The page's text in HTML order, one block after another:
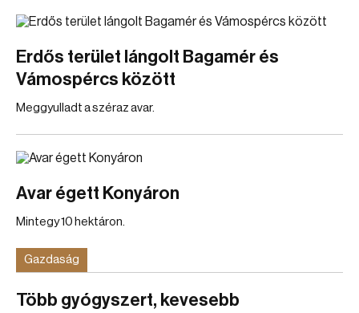
Erdős terület lángolt Bagamér és
Vámospércs között
Meggyulladt a széraz avar.
Avar égett Konyáron
Mintegy 10 hektáron.
Gazdaság
Több gyógyszert, kevesebb